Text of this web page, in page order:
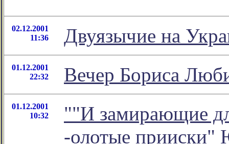
02.12.2001
11:36
Двуязычие на
01.12.2001
22:32
Вечер Бориса
01.12.2001
10:32
""И замирающие
-олотые прииски"